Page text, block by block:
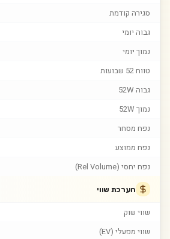
סגירה קודמת
גבוה יומי
נמוך יומי
טווח 52 שבועות
גבוה 52W
נמוך 52W
נפח מסחר
נפח ממוצע
נפח יחסי (Rel Volume)
הערכת שווי
שווי שוק
שווי מפעלי (EV)